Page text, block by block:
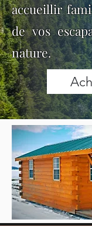
accueillir
de vos
nature.